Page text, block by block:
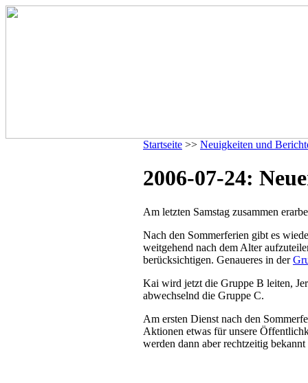
Startseite >> Neuigkeiten und
2006-07-24:
Am letzten Samstag zusammen
Nach den Sommerferien gibt es
weitgehend nach dem Alter
berücksichtigen. Genaueres in der
Kai wird jetzt die Gruppe B leiten,
abwechselnd die Gruppe C.
Am ersten Dienst nach den
Aktionen etwas für unsere
werden dann aber rechtzeitig bekannt